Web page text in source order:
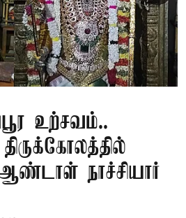
உற்சவம்..
நாச்சியார்